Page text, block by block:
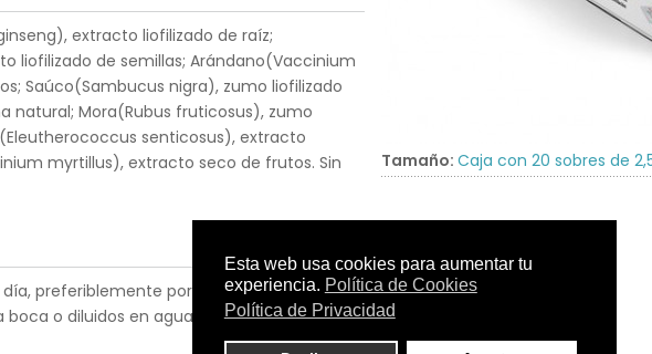
Tamaño: Caja con 20 sobres de
extracto liofilizado de raíz;
liofilizado de semillas; Arándano(Vaccinium
Saúco(Sambucus nigra), zumo liofilizado
natural; Mora(Rubus fruticosus), zumo
senticosus), extracto
myrtillus), extracto seco de frutos. Sin
preferiblemente por la mañana,
o diluidos en agua, zumos de fruta o